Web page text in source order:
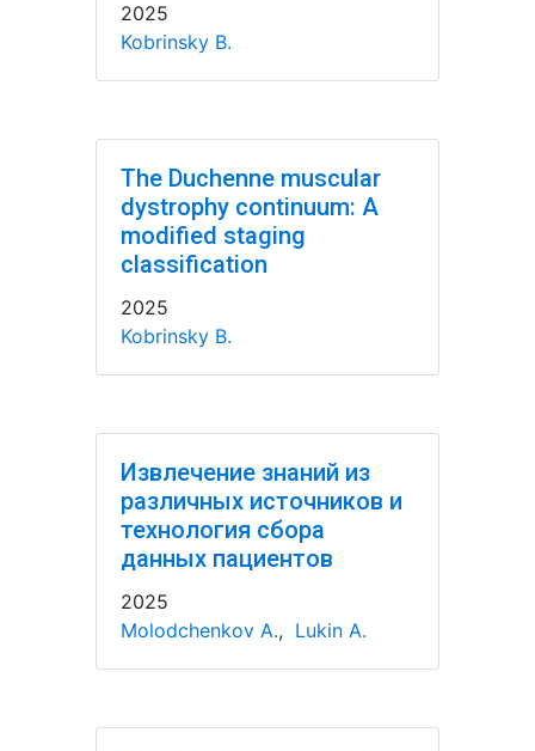
2025
Kobrinsky B.
The Duchenne muscular
dystrophy continuum: A
modified staging
classification
2025
Kobrinsky B.
Извлечение знаний из
различных источников и
технология сбора
данных пациентов
2025
Molodchenkov A., Lukin A.